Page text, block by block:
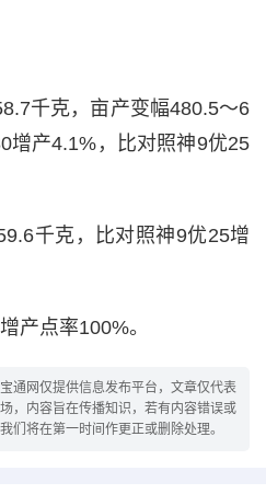
千克，亩产变幅480.5～6
增产4.1%，比对照神9优25
千克，比对照神9优25增
产点率100%。
通网仅提供信息发布平台，文章仅代表
，内容旨在传播知识，若有内容错误或
们将在第一时间作更正或删除处理。